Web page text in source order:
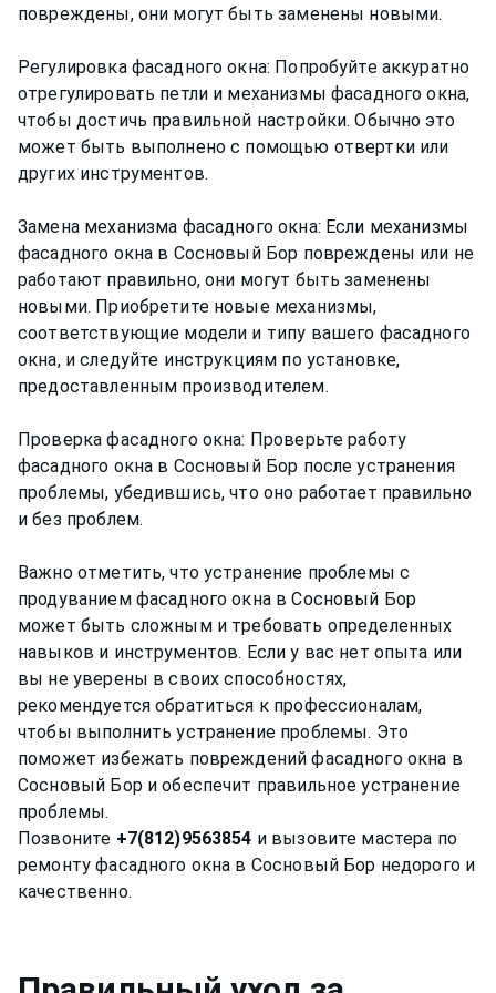
повреждены, они могут быть заменены новыми.
Регулировка фасадного окна: Попробуйте аккуратно
отрегулировать петли и механизмы фасадного окна,
чтобы достичь правильной настройки. Обычно это
может быть выполнено с помощью отвертки или
других инструментов.
Замена механизма фасадного окна: Если механизмы
фасадного окна в Сосновый Бор повреждены или не
работают правильно, они могут быть заменены
новыми. Приобретите новые механизмы,
соответствующие модели и типу вашего фасадного
окна, и следуйте инструкциям по установке,
предоставленным производителем.
Проверка фасадного окна: Проверьте работу
фасадного окна в Сосновый Бор после устранения
проблемы, убедившись, что оно работает правильно
и без проблем.
Важно отметить, что устранение проблемы с
продуванием фасадного окна в Сосновый Бор
может быть сложным и требовать определенных
навыков и инструментов. Если у вас нет опыта или
вы не уверены в своих способностях,
рекомендуется обратиться к профессионалам,
чтобы выполнить устранение проблемы. Это
поможет избежать повреждений фасадного окна в
Сосновый Бор и обеспечит правильное устранение
проблемы.
Позвоните +7(812)9563854 и вызовите мастера по
ремонту фасадного окна в Сосновый Бор недорого и